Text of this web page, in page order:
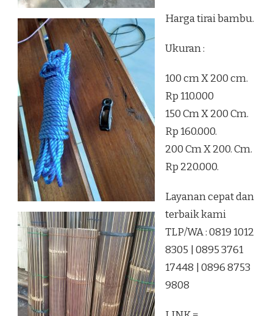
Harga tirai bambu.
Ukuran :
100 cm X 200 cm.
Rp 110.000
150 Cm X 200 Cm.
Rp 160.000.
200 Cm X 200. Cm.
Rp 220.000.
Layanan cepat dan
terbaik kami
TLP/WA : 0819 1012
8305 | 0895 3761
17448 | 0896 8753
9808